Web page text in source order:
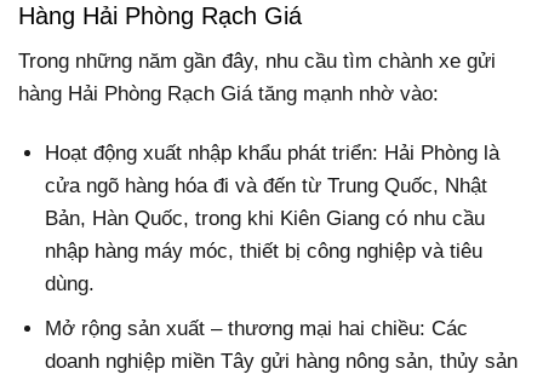
Hàng Hải Phòng Rạch Giá
Trong những năm gần đây, nhu cầu tìm chành xe gửi
hàng Hải Phòng Rạch Giá tăng mạnh nhờ vào:
Hoạt động xuất nhập khẩu phát triển: Hải Phòng là
cửa ngõ hàng hóa đi và đến từ Trung Quốc, Nhật
Bản, Hàn Quốc, trong khi Kiên Giang có nhu cầu
nhập hàng máy móc, thiết bị công nghiệp và tiêu
dùng.
Mở rộng sản xuất – thương mại hai chiều: Các
doanh nghiệp miền Tây gửi hàng nông sản, thủy sản